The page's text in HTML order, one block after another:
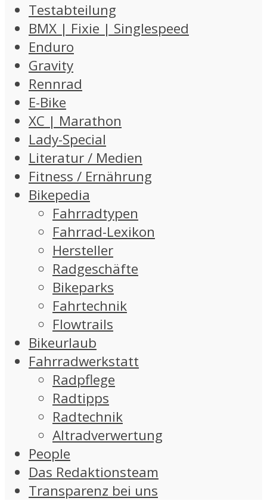
Testabteilung
BMX | Fixie | Singlespeed
Enduro
Gravity
Rennrad
E-Bike
XC | Marathon
Lady-Special
Literatur / Medien
Fitness / Ernährung
Bikepedia
Fahrradtypen
Fahrrad-Lexikon
Hersteller
Radgeschäfte
Bikeparks
Fahrtechnik
Flowtrails
Bikeurlaub
Fahrradwerkstatt
Radpflege
Radtipps
Radtechnik
Altradverwertung
People
Das Redaktionsteam
Transparenz bei uns